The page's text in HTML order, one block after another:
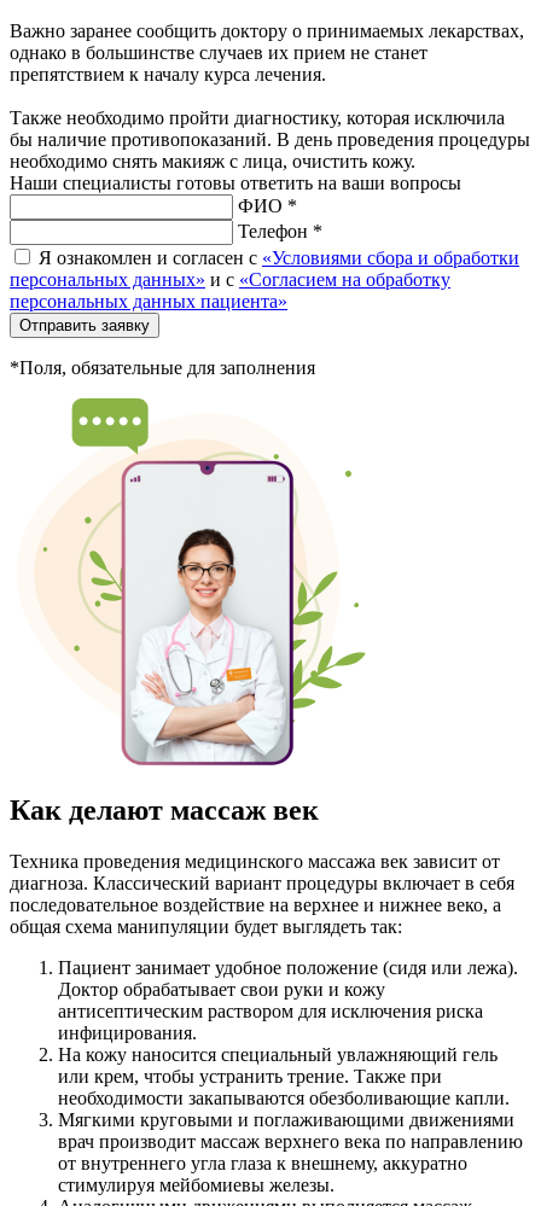
Важно заранее сообщить доктору о принимаемых лекарствах,
однако в большинстве случаев их прием не станет
препятствием к началу курса лечения.
Также необходимо пройти диагностику, которая исключила
бы наличие противопоказаний. В день проведения процедуры
необходимо снять макияж с лица, очистить кожу.
Наши специалисты готовы ответить на ваши вопросы
ФИО *
Телефон *
Я ознакомлен и согласен с «Условиями сбора и обработки
персональных данных» и с «Согласием на обработку
персональных данных пациента»
Отправить заявку
*Поля, обязательные для заполнения
Как делают массаж век
Техника проведения медицинского массажа век зависит от
диагноза. Классический вариант процедуры включает в себя
последовательное воздействие на верхнее и нижнее веко, а
общая схема манипуляции будет выглядеть так:
Пациент занимает удобное положение (сидя или лежа).
Доктор обрабатывает свои руки и кожу
антисептическим раствором для исключения риска
инфицирования.
На кожу наносится специальный увлажняющий гель
или крем, чтобы устранить трение. Также при
необходимости закапываются обезболивающие капли.
Мягкими круговыми и поглаживающими движениями
врач производит массаж верхнего века по направлению
от внутреннего угла глаза к внешнему, аккуратно
стимулируя мейбомиевы железы.